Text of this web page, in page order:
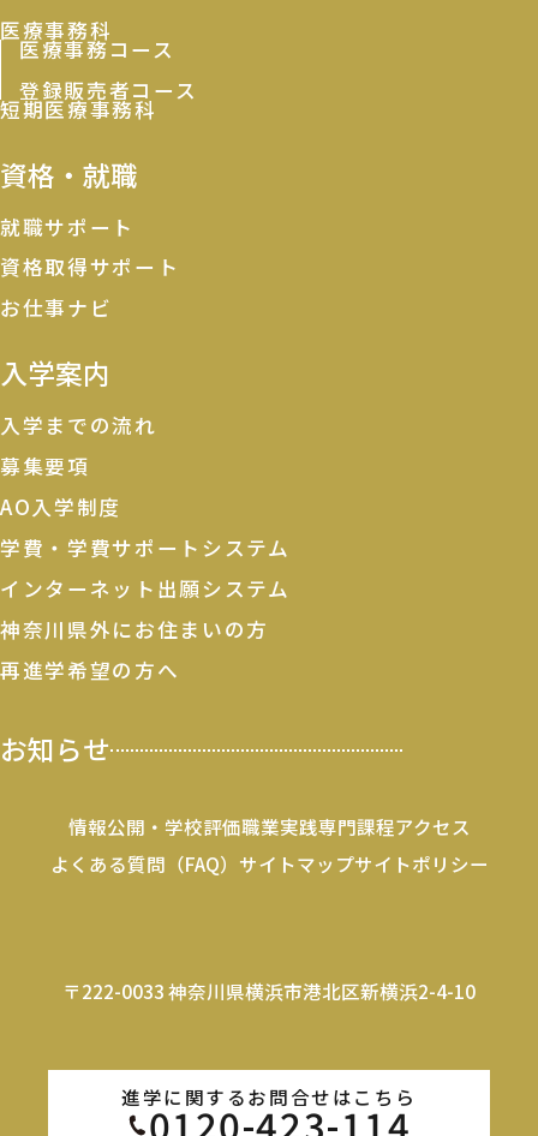
医療事務科
医療事務コース
登録販売者コース
短期医療事務科
資格・就職
就職サポート
資格取得サポート
お仕事ナビ
入学案内
入学までの流れ
募集要項
AO入学制度
学費・学費サポートシステム
インターネット出願システム
神奈川県外にお住まいの方
再進学希望の方へ
お知らせ
情報公開・学校評価職業実践専門課程アクセス
よくある質問（FAQ） サイトマップサイトポリシー
〒222-0033 神奈川県横浜市港北区新横浜2-4-10
進学に関するお問合せはこちら
0120-423-114